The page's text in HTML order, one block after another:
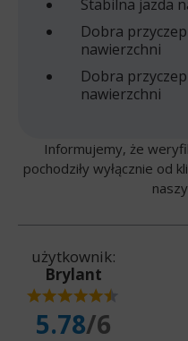
Stabilna jazda
Dobra
nawierzchni
Dobra
nawierzchni
Informujemy, że
pochodziły wyłącznie od
użytkownik:
Brylant
5.78/6